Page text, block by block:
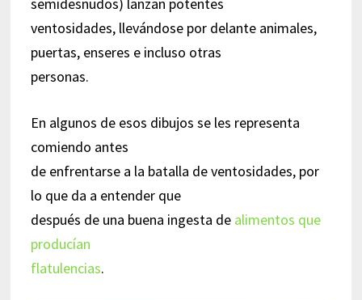
ventosidades, llevándose por delante animales,
puertas, enseres e incluso otras
personas.
En algunos de esos dibujos se les representa
comiendo antes
de enfrentarse a la batalla de ventosidades, por
lo que da a entender que
después de una buena ingesta de alimentos que
producían
flatulencias.